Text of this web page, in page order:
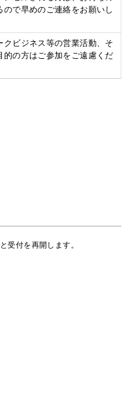
ので早めのご連絡をお願いし
クビジネス等の営業活動、そ
的の方はご参加をご遠慮くだ
受付を再開します。